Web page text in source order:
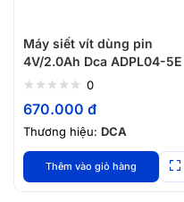
Máy siết vít dùng pin
4V/2.0Ah Dca ADPL04-5E
0
670.000 đ
Thương hiệu: DCA
Thêm vào giỏ hàng